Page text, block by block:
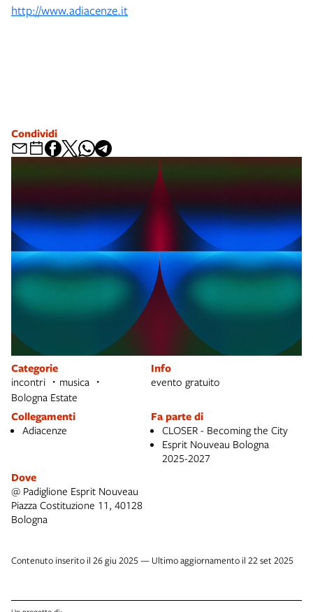
http://www.adiacenze.it
Categorie
incontri
musica
Bologna Estate
Info
evento gratuito
Collegamenti
Adiacenze
Fa parte di
CLOSER - Becoming the City
Esprit Nouveau Bologna
2025-2027
Dove
@ Padiglione Esprit Nouveau
Piazza Costituzione 11, 40128
Bologna
Condividi
Contenuto inserito il 26 giu 2025 — Ultimo aggiornamento il 22 set 2025